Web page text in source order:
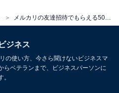
ジネス
の使い方、今さら聞けないビジネスマ
らベテランまで、ビジネスパーソンに